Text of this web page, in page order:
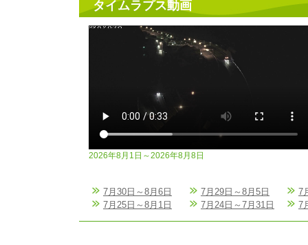
タイムラプス動画
2026年8月1日～2026年8月8日
7月30日～8月6日 7月29日～8月5日
7
7月25日～8月1日
7月24日～7月31日 7